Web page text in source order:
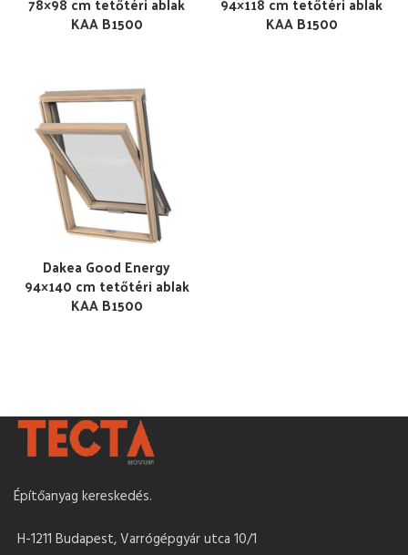
KAA B1500 KAA B1500
Dakea Good Energy
94×140 cm tetőtéri ablak
KAA B1500
Építőanyag kereskedés.
H-1211 Budapest, Varrógépgyár utca 10/1